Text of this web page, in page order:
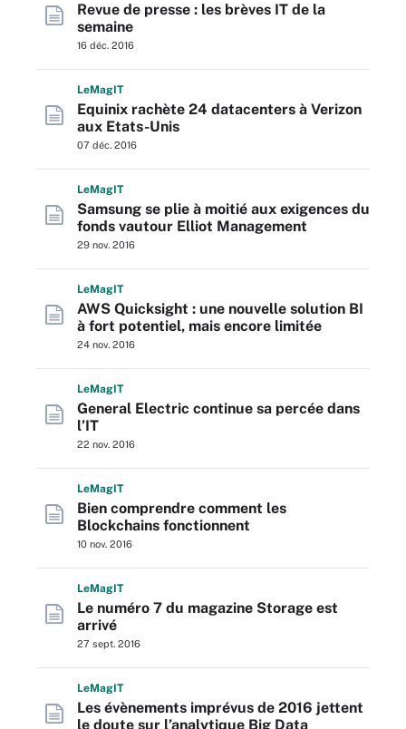
Revue de presse : les brèves IT de la
semaine
16 déc. 2016
LeMagIT
Equinix rachète 24 datacenters à Verizon
aux Etats-Unis
07 déc. 2016
LeMagIT
Samsung se plie à moitié aux exigences du
fonds vautour Elliot Management
29 nov. 2016
LeMagIT
AWS Quicksight : une nouvelle solution BI
à fort potentiel, mais encore limitée
24 nov. 2016
LeMagIT
General Electric continue sa percée dans
l’IT
22 nov. 2016
LeMagIT
Bien comprendre comment les
Blockchains fonctionnent
10 nov. 2016
LeMagIT
Le numéro 7 du magazine Storage est
arrivé
27 sept. 2016
LeMagIT
Les évènements imprévus de 2016 jettent
le doute sur l’analytique Big Data